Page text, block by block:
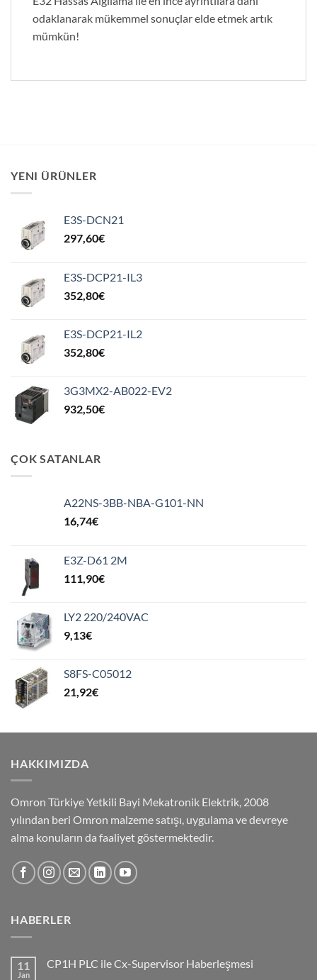
odaklanarak mükemmel sonuçlar elde etmek artık
mümkün!
YENI ÜRÜNLER
E3S-DCN21
297,60€
E3S-DCP21-IL3
352,80€
E3S-DCP21-IL2
352,80€
3G3MX2-AB022-EV2
932,50€
ÇOK SATANLAR
A22NS-3BB-NBA-G101-NN
16,74€
E3Z-D61 2M
111,90€
LY2 220/240VAC
9,13€
S8FS-C05012
21,92€
HAKKIMIZDA
Omron Türkiye Yetkili Bayi Mekatronik Elektrik, 2008
yılından beri Omron malzeme satışı, uygulama ve devreye
alma konuların da faaliyet göstermektedir.
HABERLER
11
Jan
CP1H PLC ile Cx-Supervisor Haberleşmesi